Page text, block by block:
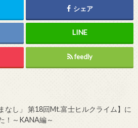
シェア
feedly
なし」 第18回Mt.富士ヒルクライム】に
！～KANA編～